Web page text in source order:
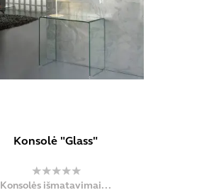
Konsolė "Glass"
Konsolės išmatavimai...